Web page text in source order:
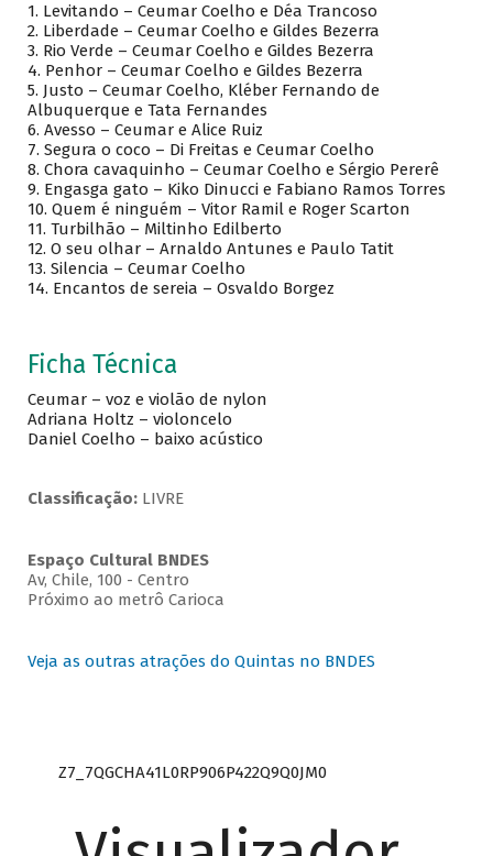
1. Levitando – Ceumar Coelho e Déa Trancoso
2. Liberdade – Ceumar Coelho e Gildes Bezerra
3. Rio Verde – Ceumar Coelho e Gildes Bezerra
4. Penhor – Ceumar Coelho e Gildes Bezerra
5. Justo – Ceumar Coelho, Kléber Fernando de
Albuquerque e Tata Fernandes
6. Avesso – Ceumar e Alice Ruiz
7. Segura o coco – Di Freitas e Ceumar Coelho
8. Chora cavaquinho – Ceumar Coelho e Sérgio Pererê
9. Engasga gato – Kiko Dinucci e Fabiano Ramos Torres
10. Quem é ninguém – Vitor Ramil e Roger Scarton
11. Turbilhão – Miltinho Edilberto
12. O seu olhar – Arnaldo Antunes e Paulo Tatit
13. Silencia – Ceumar Coelho
14. Encantos de sereia – Osvaldo Borgez
Ficha Técnica
Ceumar – voz e violão de nylon
Adriana Holtz – violoncelo
Daniel Coelho – baixo acústico
Classificação: LIVRE
Espaço Cultural BNDES
Av, Chile, 100 - Centro
Próximo ao metrô Carioca
Veja as outras atrações do Quintas no BNDES
Z7_7QGCHA41L0RP906P422Q9Q0JM0